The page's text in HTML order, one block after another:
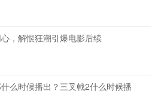
，解恨狂潮引爆电影后续
么时候播出？三叉戟2什么时候播